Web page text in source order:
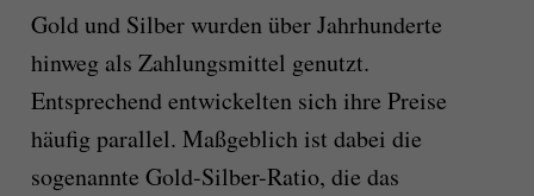
Gold und Silber wurden über Jahrhunderte
hinweg als Zahlungsmittel genutzt.
Entsprechend entwickelten sich ihre Preise
häufig parallel. Maßgeblich ist dabei die
sogenannte Gold-Silber-Ratio, die das